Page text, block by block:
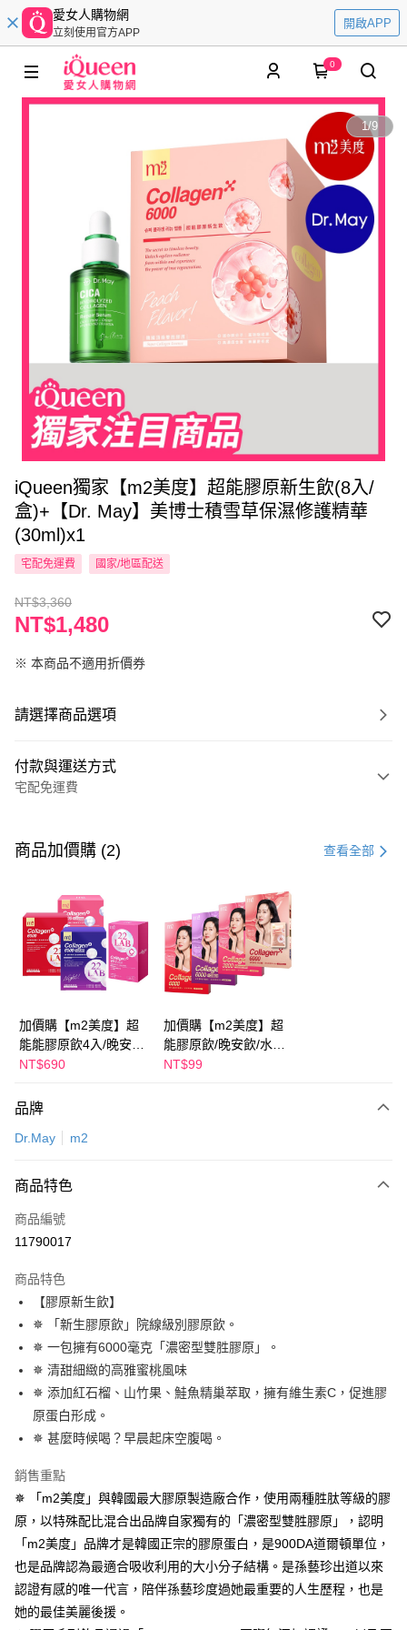
愛女人購物網
立刻使用官方APP
開啟APP
0
1/9
iQueen獨家【m2美度】超能膠原新生飲(8入/
盒)+【Dr. May】美博士積雪草保濕修護精華
(30ml)x1
宅配免運費 國家/地區配送
NT$3,360
NT$1,480
※ 本商品不適用折價券
請選擇商品選項
付款與運送方式
宅配免運費
信用卡一次付款
LINE Pay
Apple Pay
街口支付
悠遊付
Google Pay
AFTEE先享後付
相關說明
AFTEE先享後付是「在收到商品之後才付款」的支付方式。 讓您購物簡單
便利好安心！
２．便利：只要手機號碼，簡訊認證，即可結帳。
３．安心：先確認商品／服務後，再付款。
【「AFTEE先享後付」結帳流程】
結帳頁面，進行簡訊認證並確認金額後，即可完成結帳。
２．訂單成立數日內，您將收到繳費通知簡訊。
３．收到繳費通知簡訊後14天內，點擊此簡訊中的連結，可透過四大超商／
ATM／網路銀行／等多元方式進行付款，方視為交易完成。
※ 請注意：結帳手續完成當下不需立刻繳費，但若您需要取消訂單，請聯絡
購買商品的店家。未經商家同意取消之訂單仍視為有效，需透過AFTEE先享
※ 交易是否成功請以「AFTEE先享後付 」之結帳頁面顯示為準，若有關於
是否繳費成功／繳費後需取消欲退款等相關疑問，請聯繫「AFTEE先享後付
１．透過由恩沛科技股份有限公司提供之「AFTEE先享後付」服務完成之交
易，需依本服務之必要範圍內提供個人資料，並將交易相關給付款項請求債
權轉讓予恩沛科技股份有限公司。
２．關於個人資料處理事宜，請瀏覽以下網址：
https://aftee.tw/terms/#terms3
３．未成年的使用者請事先徵得法定代理人或監護人之同意方可使用
任。
運送方式
全家付款取貨
每筆NT$100，滿NT$600(含以上)免運費
付款後全家取貨
每筆NT$100，滿NT$600(含以上)免運費
萊爾富取貨付款
每筆NT$100，滿NT$600(含以上)免運費
付款後萊爾富取貨
每筆NT$100，滿NT$600(含以上)免運費
7-11付款取貨
每筆NT$100，滿NT$600(含以上)免運費
付款後7-11取貨
每筆NT$100，滿NT$600(含以上)免運費
宅配
每筆NT$100，滿NT$600(含以上)免運費
商品加價購 (2) 查看全部
加價購【m2美度】超
能能膠原飲4入/晚安飲
4入/水光飲4入/新生飲
盒)
NT$690
加價購【m2美度】超
能膠原飲/晚安飲/水光
飲/新生飲-孫藝珍推薦
NT$99
品牌
Dr.May m2
商品特色
商品編號
11790017
商品特色
【膠原新生飲】
✵ 「新生膠原飲」院線級別膠原飲。
✵ 一包擁有6000毫克「濃密型雙胜膠原」。
✵ 清甜細緻的高雅蜜桃風味
✵ 添加紅石榴、山竹果、鮭魚精巢萃取，擁有維生素C，促進膠
原蛋白形成。
✵ 甚麼時候喝？早晨起床空腹喝。
銷售重點
✵ 「m2美度」與韓國最大膠原製造廠合作，使用兩種胜肽等級的膠
原，以特殊配比混合出品牌自家獨有的「濃密型雙胜膠原」，認明
「m2美度」品牌才是韓國正宗的膠原蛋白，是900DA道爾頓單位，
也是品牌認為最適合吸收利用的大小分子結構。是孫藝珍出道以來
認證有感的唯一代言，陪伴孫藝珍度過她最重要的人生歷程，也是
她的最佳美麗後援。